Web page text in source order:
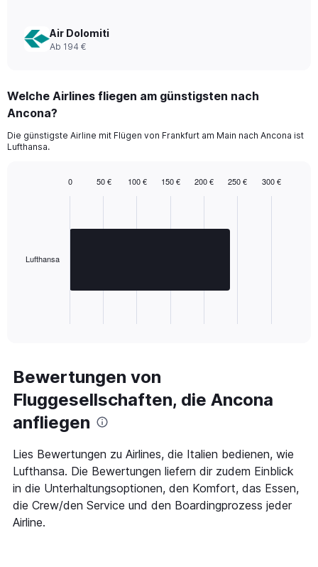
Air Dolomiti
Ab 194 €
Welche Airlines fliegen am günstigsten nach
Ancona?
Die günstigste Airline mit Flügen von Frankfurt am Main nach Ancona ist
Lufthansa.
The
Range:
1
categories.
The
chart
1
Y
axis
displaying
values.
Range:
Lufthansa
0 50 € 100 € 150 € 200 € 250 € 300 €
Bewertungen von
Fluggesellschaften, die Ancona
anfliegen
Lies Bewertungen zu Airlines, die Italien bedienen, wie
Lufthansa. Die Bewertungen liefern dir zudem Einblick
in die Unterhaltungsoptionen, den Komfort, das Essen,
die Crew/den Service und den Boardingprozess jeder
Airline.